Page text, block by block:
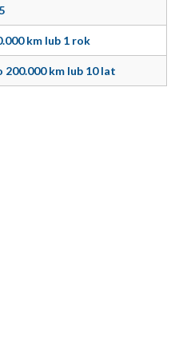
km lub 1 rok
200.000 km lub 10 lat